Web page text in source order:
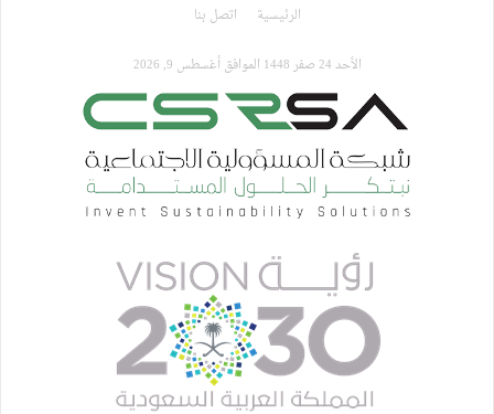
الرئيسية اتصل بنا
الأحد 24 صفر 1448 الموافق أغسطس 9, 2026